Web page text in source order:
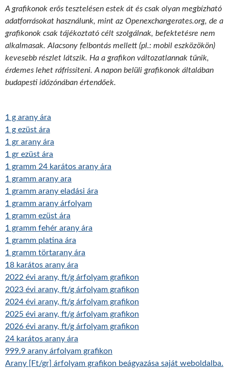
A grafikonok erős tesztelésen estek át és csak olyan megbízható
adatforrásokat használunk, mint az Openexchangerates.org, de a
grafikonok csak tájékoztató célt szolgálnak, befektetésre nem
alkalmasak. Alacsony felbontás mellett (pl.: mobil eszközökön)
kevesebb részlet látszik. Ha a grafikon változatlannak tűnik,
érdemes lehet ráfrissíteni. A napon belüli grafikonok általában
budapesti időzónában értendőek.
1 g arany ára
1 g ezüst ára
1 gr arany ára
1 gr ezüst ára
1 gramm 24 karátos arany ára
1 gramm arany ara
1 gramm arany eladási ára
1 gramm arany árfolyam
1 gramm ezüst ára
1 gramm fehér arany ára
1 gramm platina ára
1 gramm törtarany ára
18 karátos arany ára
2022 évi arany, ft/g árfolyam grafikon
2023 évi arany, ft/g árfolyam grafikon
2024 évi arany, ft/g árfolyam grafikon
2025 évi arany, ft/g árfolyam grafikon
2026 évi arany, ft/g árfolyam grafikon
24 karátos arany ára
999.9 arany árfolyam grafikon
Arany [Ft/gr] árfolyam grafikon beágyazása saját weboldalba.